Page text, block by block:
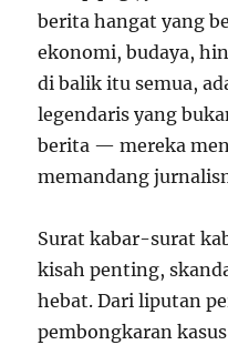
berita hangat yang
ekonomi, budaya,
di balik itu semua,
legendaris yang
berita — mereka
memandang
Surat kabar-surat
kisah penting,
hebat. Dari liputan
pembongkaran